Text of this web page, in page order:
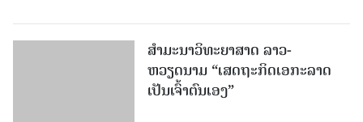
ສຳມະນາວິທະຍາສາດ ລາວ-
ຫວຽດນາມ “ເສດຖະກິດເອກະລາດ
ເປັນເຈົ້າຕົນເອງ”